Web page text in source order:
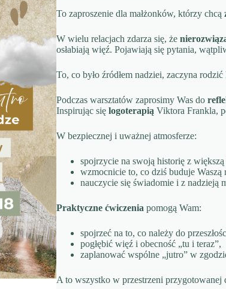
To zaproszenie dla małżonków, którzy chcą
W wielu relacjach zdarza się, że
osłabiają więź. Pojawiają się pytania,
To, co było źródłem nadziei, zaczyna rodzić
Podczas warsztatów zaprosimy Was do
Inspirując się logoterapią Viktora Frankla,
W bezpiecznej i uważnej atmosferze:
spojrzycie na swoją historię z
wzmocnicie to, co dziś buduje Waszą
nauczycie się świadomie i z nadzieją
Praktyczne ćwiczenia pomogą Wam:
spojrzeć na to, co należy do
pogłębić więź i obecność „tu i teraz”,
zaplanować wspólne „jutro” w
A to wszystko w przestrzeni przygotowanej